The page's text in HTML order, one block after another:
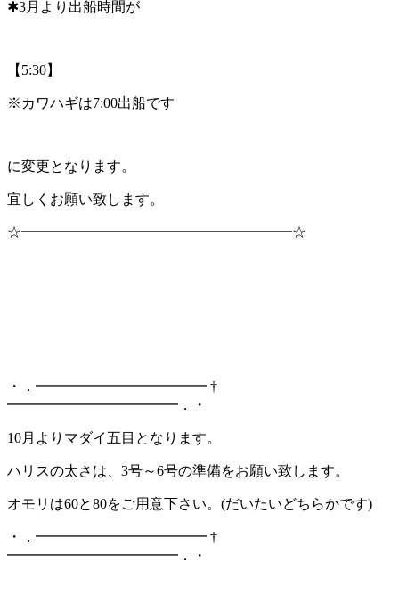
✱3月より出船時間が
【5:30】
※カワハギは7:00出船です
に変更となります。
宜しくお願い致します。
☆━━━━━━━━━━━━━━━━━━━☆
・．━━━━━━━━━━━━ †
━━━━━━━━━━━━．・
10月よりマダイ五目となります。
ハリスの太さは、3号～6号の準備をお願い致します。
オモリは60と80をご用意下さい。(だいたいどちらかです)
・．━━━━━━━━━━━━ †
━━━━━━━━━━━━．・